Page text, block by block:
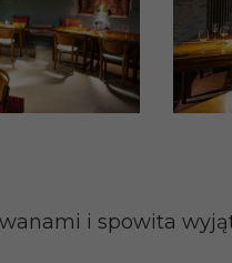
i spowita